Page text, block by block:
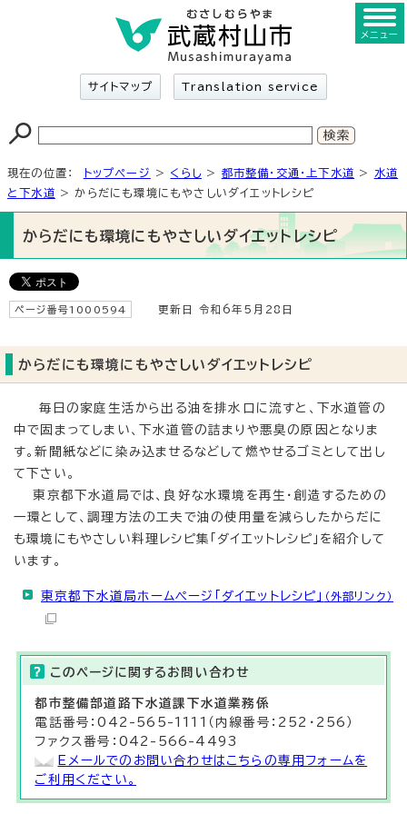
サイトマップ Translation service
メニュー
現在の位置： トップページ > くらし > 都市整備・交通・上下水道 >
水道
と下水道 > からだにも環境にもやさしいダイエットレシピ
からだにも環境にもやさしいダイエットレシピ
ページ番号1000594 更新日 令和6年5月28日
からだにも環境にもやさしいダイエットレシピ
毎日の家庭生活から出る油を排水口に流すと、下水道管の
中で固まってしまい、下水道管の詰まりや悪臭の原因となりま
す。新聞紙などに染み込ませるなどして燃やせるゴミとして出し
て下さい。
東京都下水道局では、良好な水環境を再生・創造するための
一環として、調理方法の工夫で油の使用量を減らしたからだに
も環境にもやさしい料理レシピ集「ダイエットレシピ」を紹介して
います。
東京都下水道局ホームページ「ダイエットレシピ」 （外部リンク）
このページに関する お問い合わせ
都市整備部道路下水道課 下水道業務係
電話番号：042-565-1111（内線番号：252・256）
ファクス番号：042-566-4493
Eメールでのお問い合わせはこちらの専用フォームを
ご利用ください。